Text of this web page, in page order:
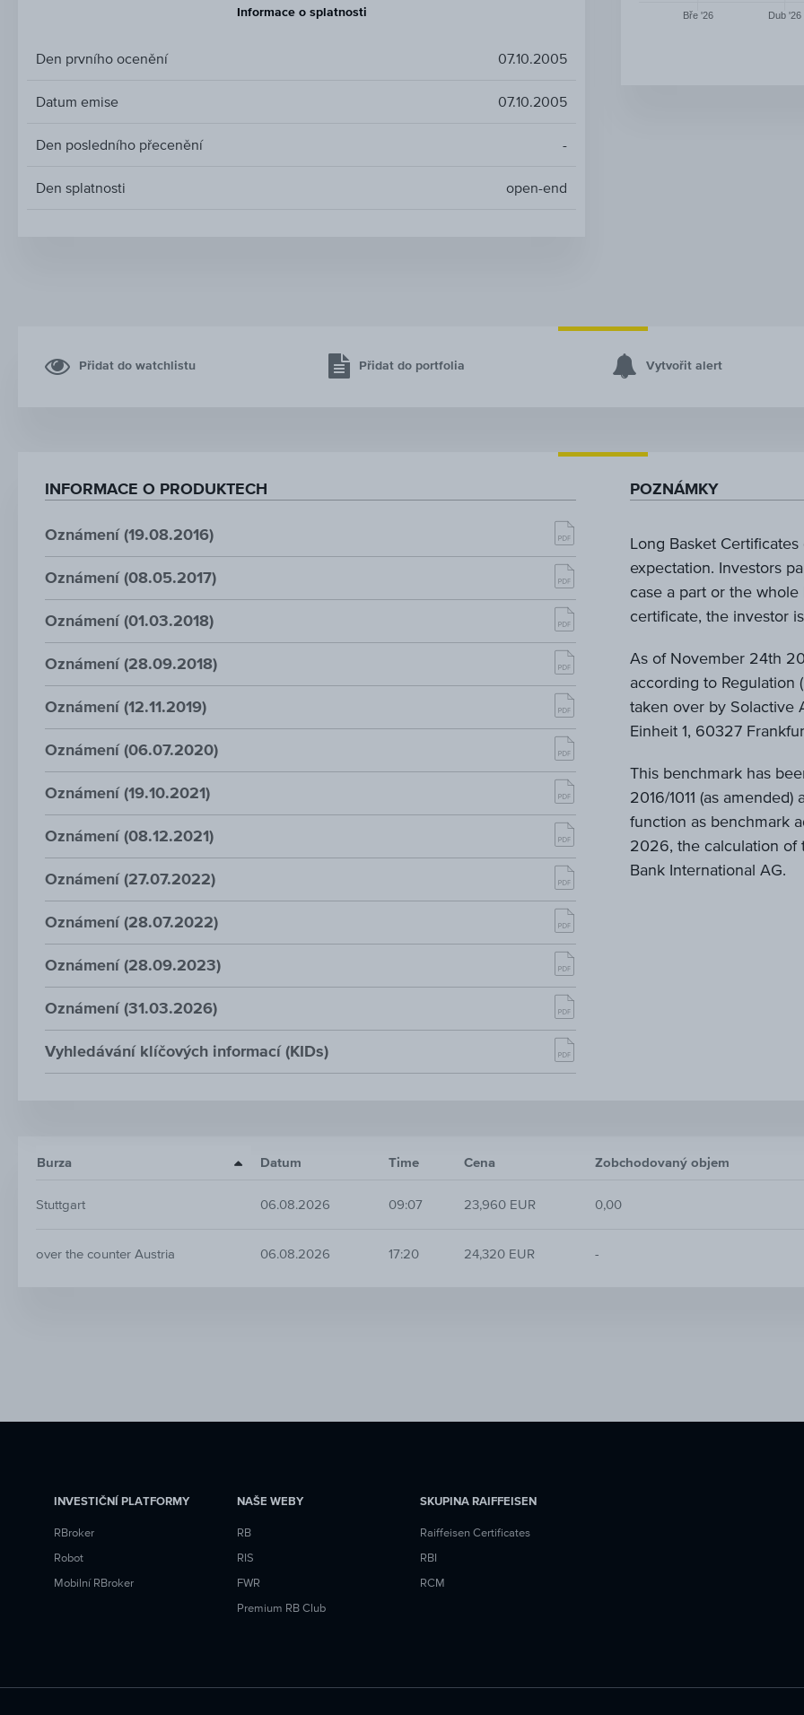
Informace o splatnosti
Den prvního ocenění 07.10.2005
Datum emise 07.10.2005
Den posledního přecenění -
Den splatnosti open-end
Bře '26 Dub '26
Přidat do watchlistu Přidat do portfolia Vytvořit alert
INFORMACE O PRODUKTECH
Oznámení (19.08.2016)
Oznámení (08.05.2017)
Oznámení (01.03.2018)
Oznámení (28.09.2018)
Oznámení (12.11.2019)
Oznámení (06.07.2020)
Oznámení (19.10.2021)
Oznámení (08.12.2021)
Oznámení (27.07.2022)
Oznámení (28.07.2022)
Oznámení (28.09.2023)
Oznámení (31.03.2026)
Vyhledávání klíčových informací (KIDs)
POZNÁMKY
Long Basket
expectation. Investors
case a part or the
certificate, the investor
As of November 24th
according to Regulation
taken over by Solactive
Einheit 1, 60327
This benchmark has
2016/1011 (as
function as benchmark
2026, the calculation of
Bank International AG.
Burza Datum Time Cena Zobchodovaný objem
Stuttgart 06.08.2026 09:07 23,960 EUR 0,00
over the counter Austria 06.08.2026 17:20 24,320 EUR -
INVESTIČNÍ PLATFORMY
RBroker
Robot
Mobilní RBroker
NAŠE WEBY
RB
RIS
FWR
Premium RB Club
SKUPINA RAIFFEISEN
Raiffeisen Certificates
RBI
RCM